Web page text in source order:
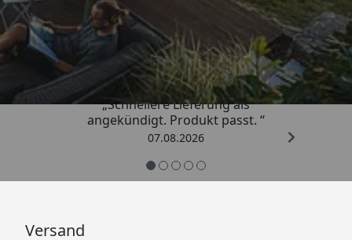
Trusted Shops
4,81/ 5
„Schnellere Lieferung als
angekündigt. Produkt passt. “
07.08.2026
Versand